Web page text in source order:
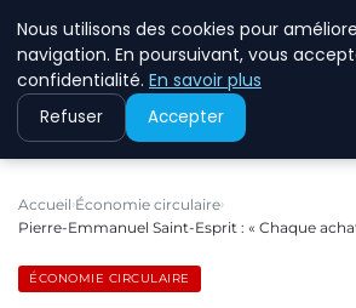
Accueil Économie circulaire
Pierre-Emmanuel Saint-Esprit : « Chaque
ÉCONOMIE CIRCULAIRE
Nous utilisons des cookies pour
navigation. En poursuivant, vous
confidentialité. En savoir plus
Refuser Accepter